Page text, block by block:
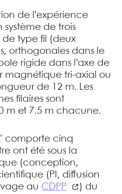
de l’expérience
système de trois
de type fil (deux
orthogonales dans le
rigide dans l’axe de
magnétique tri-axial ou
de 12 m. Les
filaires sont
m et 7.5 m chacune.
comporte cinq
ont été sous la
(conception,
(PI, diffusion
au CDPP
) du